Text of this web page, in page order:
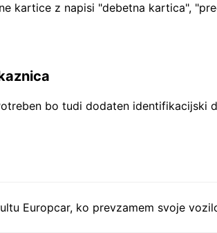
kartice z napisi "debetna kartica",
bo tudi dodaten identifikacijski
Europcar, ko prevzamem svoje